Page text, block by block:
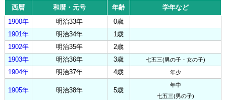
西暦 和暦・元号 年齢
学年など
1900年
明治33年
0歳
1901年
明治34年
1歳
1902年
明治35年
2歳
1903年
明治36年 3歳 七五三(男の子・女の子)
1904年 明治37年 4歳 年少
1905年 明治38年 5歳
年中
七五三(男の子)